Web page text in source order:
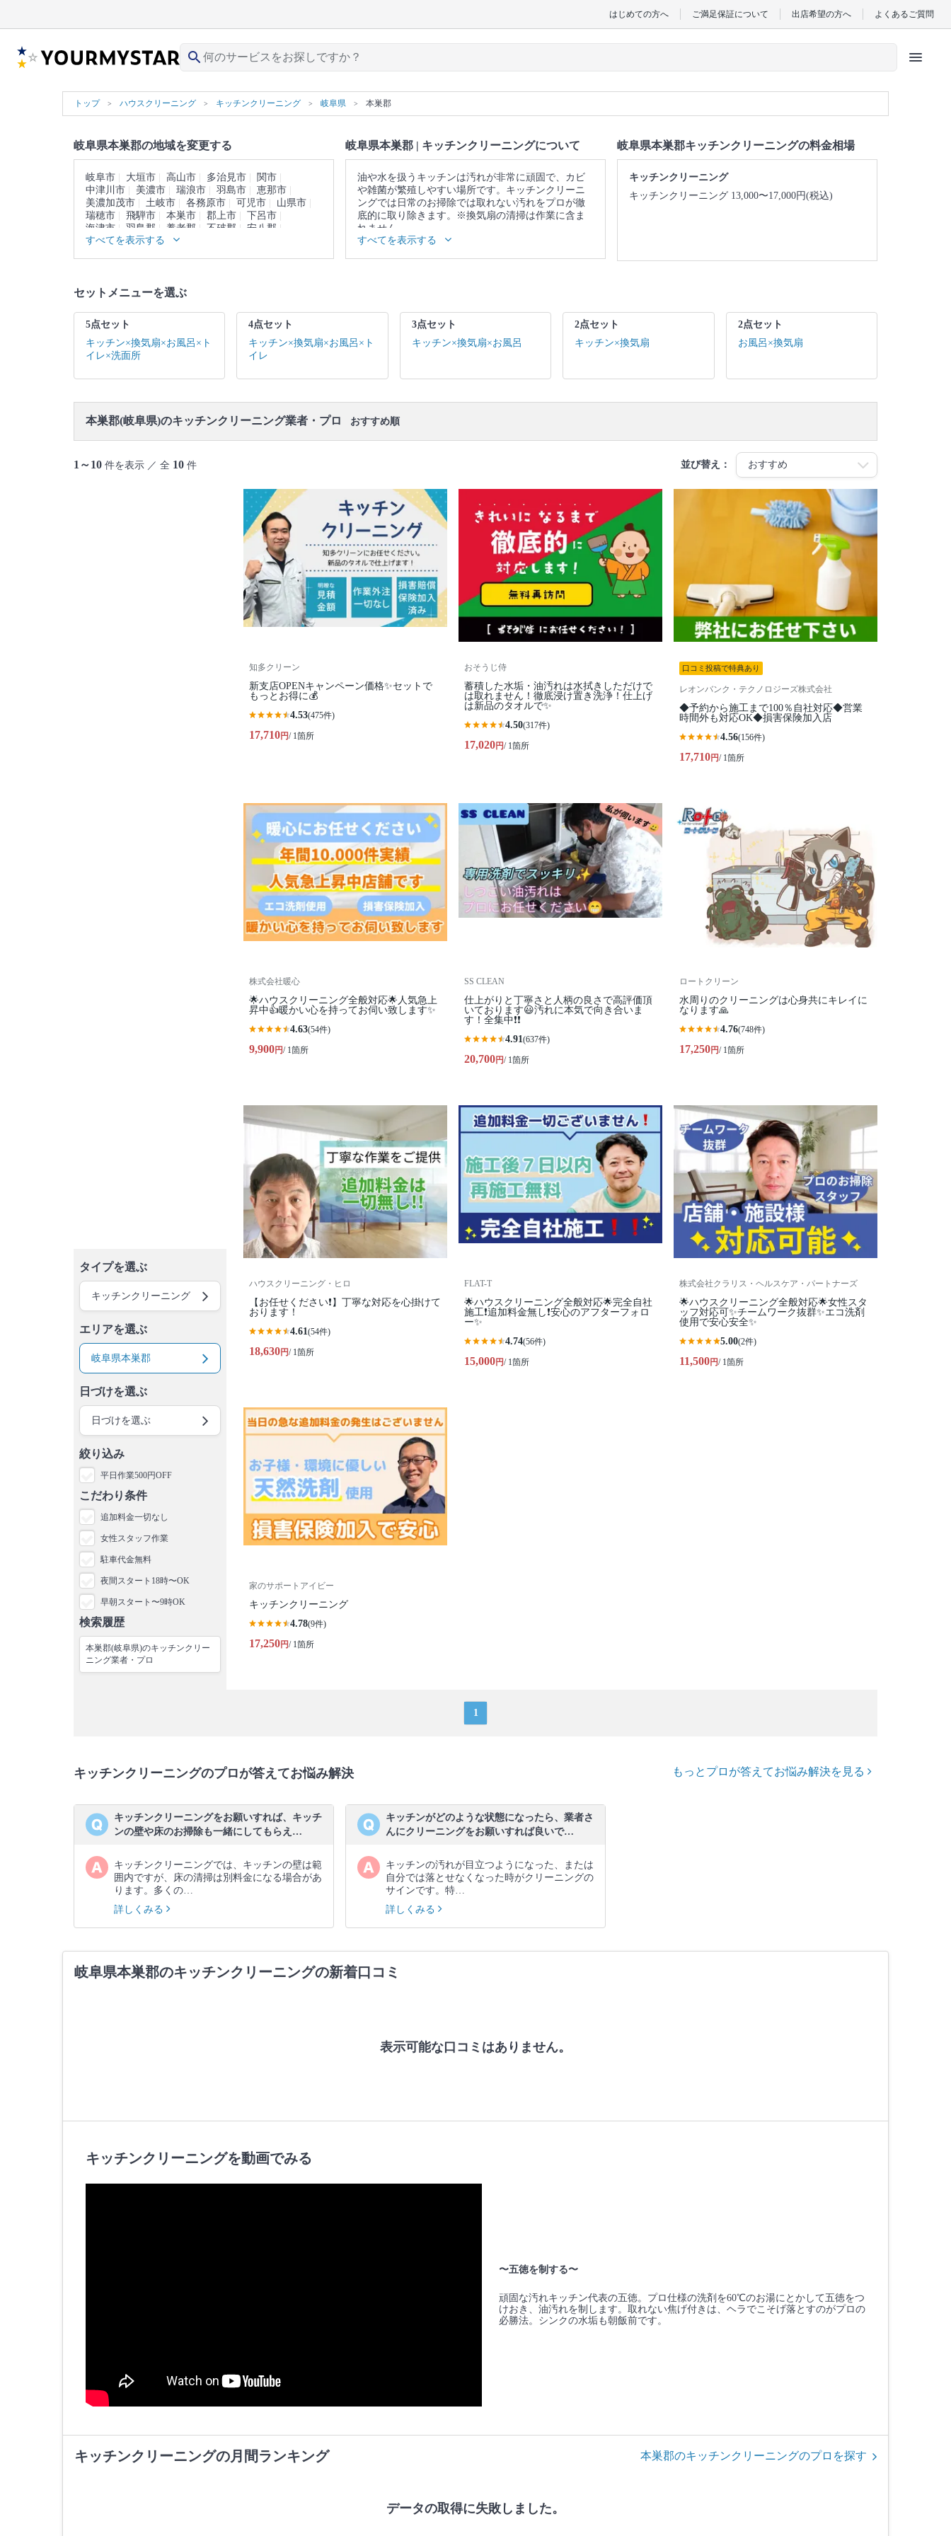
はじめての方へ ご満足保証について 出店希望の方へ よくあるご質問
search menu
トップ ハウスクリーニング キッチンクリーニング 岐阜県 本巣郡
岐阜県本巣郡の地域を変更する
岐阜市 大垣市 高山市 多治見市
関市
中津川市
美濃市 瑞浪市 羽島市
恵那市
美濃加茂市
土岐市 各務原市 可児市
山県市
瑞穂市
飛騨市 本巣市 郡上市
下呂市
海津市
羽島郡 養老郡 不破郡
安八郡
揖斐郡
加茂郡 可児郡
すべてを表示する
岐阜県本巣郡 | キッチンクリーニングについて
油や水を扱うキッチンは汚れが非常に頑固で、カビ
や雑菌が繁殖しやすい場所です。キッチンクリーニ
ングでは日常のお掃除では取れない汚れをプロが徹
底的に取り除きます。※換気扇の清掃は作業に含ま
れません。
▼表示価格に含まれるキッチンクリーニングの作業
範囲
もご参照ください。
ります。
すべてを表示する
岐阜県本巣郡キッチンクリーニングの料金相場
キッチンクリーニング
キッチンクリーニング 13,000〜17,000円(税込)
セットメニューを選ぶ
5点セット
キッチン×換気扇×お風呂×ト
イレ×洗面所
4点セット
キッチン×換気扇×お風呂×ト
イレ
3点セット
キッチン×換気扇×お風呂
2点セット
キッチン×換気扇
2点セット
お風呂×換気扇
本巣郡(岐阜県)のキッチンクリーニング業者・プロ おすすめ順
1～10 件を表示 ／ 全 10 件 並び替え：
タイプを選ぶ
キッチンクリーニング
エリアを選ぶ
岐阜県本巣郡
日づけを選ぶ
日づけを選ぶ
絞り込み
平日作業500円OFF
こだわり条件
追加料金一切なし
女性スタッフ作業
駐車代金無料
夜間スタート18時〜OK
早朝スタート〜9時OK
検索履歴
本巣郡(岐阜県)のキッチンクリー
ニング業者・プロ
知多クリーン
新支店OPENキャンペーン価格✨セットで
もっとお得に💰
4.53(475件)
17,710円/ 1箇所
おそうじ侍
蓄積した水垢・油汚れは水拭きしただけで
は取れません！徹底浸け置き洗浄！仕上げ
は新品のタオルで✨
4.50(317件)
17,020円/ 1箇所
口コミ投稿で特典あり
レオンバンク・テクノロジーズ株式会社
◆予約から施工まで100％自社対応◆営業
時間外も対応OK◆損害保険加入店
4.56(156件)
17,710円/ 1箇所
株式会社暖心
🌟ハウスクリーニング全般対応🌟人気急上
昇中👍暖かい心を持ってお伺い致します✨
4.63(54件)
9,900円/ 1箇所
SS CLEAN
仕上がりと丁寧さと人柄の良さで高評価頂
いております😃汚れに本気で向き合いま
す！全集中❗️❗️
4.91(637件)
20,700円/ 1箇所
ロートクリーン
水周りのクリーニングは心身共にキレイに
なります🙏
4.76(748件)
17,250円/ 1箇所
ハウスクリーニング・ヒロ
【お任せください❗️】丁寧な対応を心掛けて
おります！
4.61(54件)
18,630円/ 1箇所
FLAT-T
🌟ハウスクリーニング全般対応🌟完全自社
施工❗️追加料金無し❗️安心のアフターフォロ
ー✨
4.74(56件)
15,000円/ 1箇所
株式会社クラリス・ヘルスケア・パートナーズ
🌟ハウスクリーニング全般対応🌟女性スタ
ッフ対応可✨チームワーク抜群✨エコ洗剤
使用で安心安全✨
5.00(2件)
11,500円/ 1箇所
家のサポートアイビー
キッチンクリーニング
4.78(9件)
17,250円/ 1箇所
1
キッチンクリーニングのプロが答えてお悩み解決 もっとプロが答えてお悩み解決を見る
キッチンクリーニングをお願いすれば、キッチ
ンの壁や床のお掃除も一緒にしてもらえ…
キッチンクリーニングでは、キッチンの壁は範
囲内ですが、床の清掃は別料金になる場合があ
ります。多くの…
詳しくみる
キッチンがどのような状態になったら、業者さ
んにクリーニングをお願いすれば良いで…
キッチンの汚れが目立つようになった、または
自分では落とせなくなった時がクリーニングの
サインです。特…
詳しくみる
岐阜県本巣郡のキッチンクリーニングの新着口コミ
表示可能な口コミはありません。
キッチンクリーニングを動画でみる
〜五徳を制する〜
頑固な汚れキッチン代表の五徳。プロ仕様の洗剤を60℃のお湯にとかして五徳をつ
けおき、油汚れを制します。取れない焦げ付きは、ヘラでこそげ落とすのがプロの
必勝法。シンクの水垢も朝飯前です。
キッチンクリーニングの月間ランキング 本巣郡のキッチンクリーニングのプロを探す
データの取得に失敗しました。